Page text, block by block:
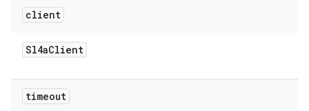
client
Sl4aClient
timeout